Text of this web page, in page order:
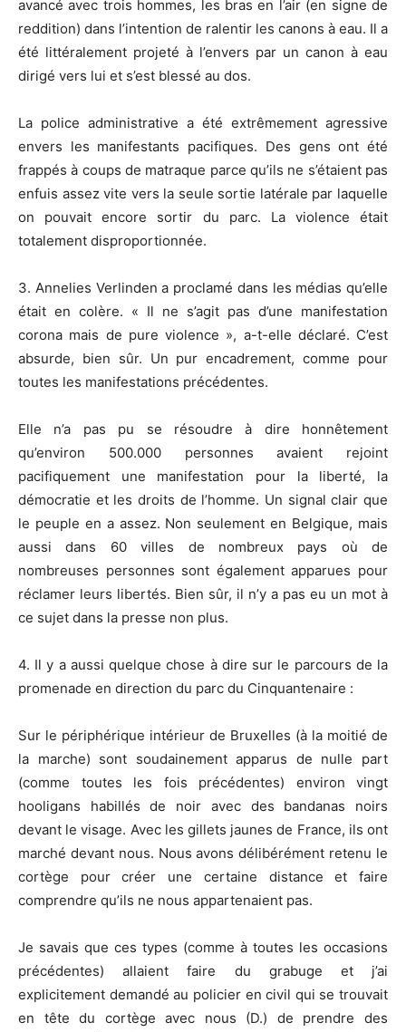
avancé avec trois hommes, les bras en l’air (en signe de
reddition) dans l’intention de ralentir les canons à eau. Il a
été littéralement projeté à l’envers par un canon à eau
dirigé vers lui et s’est blessé au dos.
La police administrative a été extrêmement agressive
envers les manifestants pacifiques. Des gens ont été
frappés à coups de matraque parce qu’ils ne s’étaient pas
enfuis assez vite vers la seule sortie latérale par laquelle
on pouvait encore sortir du parc. La violence était
totalement disproportionnée.
3. Annelies Verlinden a proclamé dans les médias qu’elle
était en colère. « Il ne s’agit pas d’une manifestation
corona mais de pure violence », a-t-elle déclaré. C’est
absurde, bien sûr. Un pur encadrement, comme pour
toutes les manifestations précédentes.
Elle n’a pas pu se résoudre à dire honnêtement
qu’environ 500.000 personnes avaient rejoint
pacifiquement une manifestation pour la liberté, la
démocratie et les droits de l’homme. Un signal clair que
le peuple en a assez. Non seulement en Belgique, mais
aussi dans 60 villes de nombreux pays où de
nombreuses personnes sont également apparues pour
réclamer leurs libertés. Bien sûr, il n’y a pas eu un mot à
ce sujet dans la presse non plus.
4. Il y a aussi quelque chose à dire sur le parcours de la
promenade en direction du parc du Cinquantenaire :
Sur le périphérique intérieur de Bruxelles (à la moitié de
la marche) sont soudainement apparus de nulle part
(comme toutes les fois précédentes) environ vingt
hooligans habillés de noir avec des bandanas noirs
devant le visage. Avec les gillets jaunes de France, ils ont
marché devant nous. Nous avons délibérément retenu le
cortège pour créer une certaine distance et faire
comprendre qu’ils ne nous appartenaient pas.
Je savais que ces types (comme à toutes les occasions
précédentes) allaient faire du grabuge et j’ai
explicitement demandé au policier en civil qui se trouvait
en tête du cortège avec nous (D.) de prendre des